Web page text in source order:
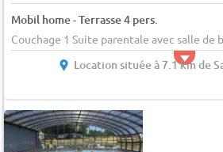
Mobil home - Terrasse 4 pers.
Couchage 1 Suite parentale avec salle de
Location située à 7.1 km de